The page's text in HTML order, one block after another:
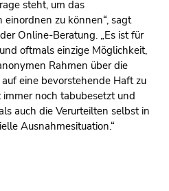
steht, um das
zu können“, sagt
Online-Beratung. „Es ist für
oftmals einzige Möglichkeit,
Rahmen über die
eine bevorstehende Haft zu
noch tabubesetzt und
auch die Verurteilten selbst in
Ausnahmesituation.“